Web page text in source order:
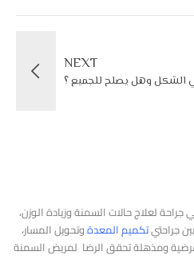
NEXT
الشكل وهل يصلح للجميع ؟
لعلاج حالات السمنة وزيادة الوزن،
جراحتيتكميم المعدةوتحويل المسار،
ومذهلة تحقق الرضا لمريض السمنة